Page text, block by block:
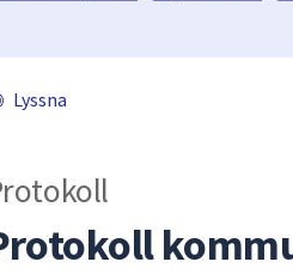
sökförslag
att
presenteras
Lyssna